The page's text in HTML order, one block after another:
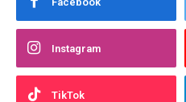
Instagram
TikTok